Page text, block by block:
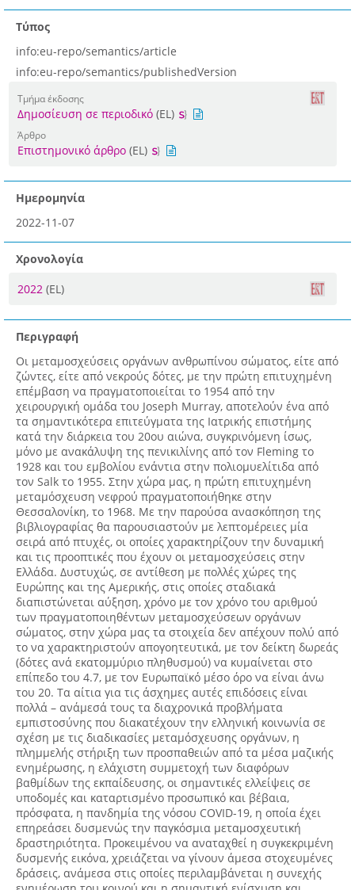
Τύπος
info:eu-repo/semantics/article
info:eu-repo/semantics/publishedVersion
Τμήμα έκδοσης
Δημοσίευση σε περιοδικό (EL)
Άρθρο
Επιστημονικό άρθρο (EL)
Ημερομηνία
2022-11-07
Χρονολογία
2022 (EL)
Περιγραφή
Οι μεταμοσχεύσεις οργάνων ανθρωπίνου σώματος, είτε από
ζώντες, είτε από νεκρούς δότες, με την πρώτη επιτυχημένη
επέμβαση να πραγματοποιείται το 1954 από την
χειρουργική ομάδα του Joseph Murray, αποτελούν ένα από
τα σημαντικότερα επιτεύγματα της Ιατρικής επιστήμης
κατά την διάρκεια του 20ου αιώνα, συγκρινόμενη ίσως,
μόνο με ανακάλυψη της πενικιλίνης από τον Fleming το
1928 και του εμβολίου ενάντια στην πολιομυελίτιδα από
τον Salk το 1955. Στην χώρα μας, η πρώτη επιτυχημένη
μεταμόσχευση νεφρού πραγματοποιήθηκε στην
Θεσσαλονίκη, το 1968. Με την παρούσα ανασκόπηση της
βιβλιογραφίας θα παρουσιαστούν με λεπτομέρειες μία
σειρά από πτυχές, οι οποίες χαρακτηρίζουν την δυναμική
και τις προοπτικές που έχουν οι μεταμοσχεύσεις στην
Ελλάδα. Δυστυχώς, σε αντίθεση με πολλές χώρες της
Ευρώπης και της Αμερικής, στις οποίες σταδιακά
διαπιστώνεται αύξηση, χρόνο με τον χρόνο του αριθμού
των πραγματοποιηθέντων μεταμοσχεύσεων οργάνων
σώματος, στην χώρα μας τα στοιχεία δεν απέχουν πολύ από
το να χαρακτηριστούν απογοητευτικά, με τον δείκτη δωρεάς
(δότες ανά εκατομμύριο πληθυσμού) να κυμαίνεται στο
επίπεδο του 4.7, με τον Ευρωπαϊκό μέσο όρο να είναι άνω
του 20. Τα αίτια για τις άσχημες αυτές επιδόσεις είναι
πολλά – ανάμεσά τους τα διαχρονικά προβλήματα
εμπιστοσύνης που διακατέχουν την ελληνική κοινωνία σε
σχέση με τις διαδικασίες μεταμόσχευσης οργάνων, η
πλημμελής στήριξη των προσπαθειών από τα μέσα μαζικής
ενημέρωσης, η ελάχιστη συμμετοχή των διαφόρων
βαθμίδων της εκπαίδευσης, οι σημαντικές ελλείψεις σε
υποδομές και καταρτισμένο προσωπικό και βέβαια,
πρόσφατα, η πανδημία της νόσου COVID-19, η οποία έχει
επηρεάσει δυσμενώς την παγκόσμια μεταμοσχευτική
δραστηριότητα. Προκειμένου να αναταχθεί η συγκεκριμένη
δυσμενής εικόνα, χρειάζεται να γίνουν άμεσα στοχευμένες
δράσεις, ανάμεσα στις οποίες περιλαμβάνεται η συνεχής